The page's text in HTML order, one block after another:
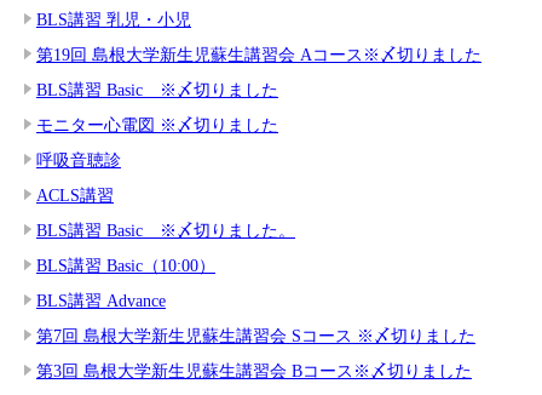
BLS講習 乳児・小児
第19回 島根大学新生児蘇生講習会 Aコース※〆切りました
BLS講習 Basic ※〆切りました
モニター心電図 ※〆切りました
呼吸音聴診
ACLS講習
BLS講習 Basic ※〆切りました。
BLS講習 Basic（10:00）
BLS講習 Advance
第7回 島根大学新生児蘇生講習会 Sコース ※〆切りました
第3回 島根大学新生児蘇生講習会 Bコース※〆切りました